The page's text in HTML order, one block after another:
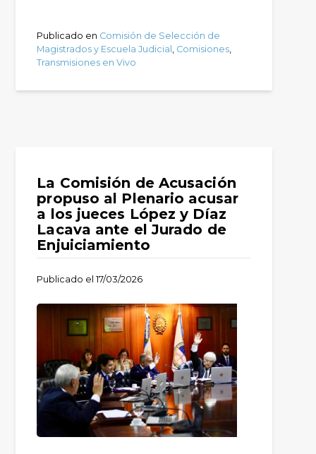
Publicado en Comisión de Selección de
Magistrados y Escuela Judicial Comisiones
Transmisiones en Vivo
La Comisión de Acusación
propuso al Plenario acusar
a los jueces López y Díaz
Lacava ante el Jurado de
Enjuiciamiento
Publicado el17/03/2026